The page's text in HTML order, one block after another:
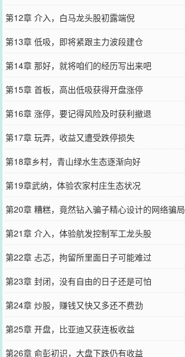
第12章 介入，白马龙头股初露端倪
第13章 低吸，即将紧跟主力波段建仓
第14章 那好，就将咱们的经历写出来吧
第15章 首板，高出低吸获得开盘涨停
第16章 涨停，要记得风险及时获利撤退
第17章 玩弄，收益又遭受跌停损失
第18章乡村，青山绿水生态逐渐向好
第19章武纳，体验农家村庄生态状况
第20章 糟糕，竟然钻入骗子精心设计的网络骗局
第21章 介入，体验航发控制军工龙头股
第22章 忐忑，拘留所里面日子可能难过
第23章 封闭，没有自由的日子还是可怕
第24章 炒股，赚钱又快又多还不费劲
第25章 开盘，比亚迪又获连板收益
第26章 俞彭初识，大盘下跌仍有收益